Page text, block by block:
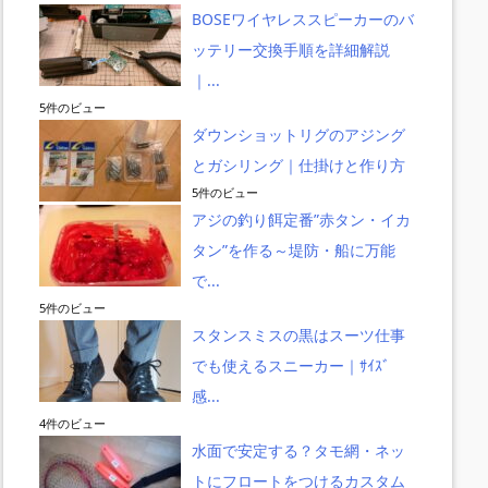
BOSEワイヤレススピーカーのバ
ッテリー交換手順を詳細解説
｜...
5件のビュー
ダウンショットリグのアジング
とガシリング｜仕掛けと作り方
5件のビュー
アジの釣り餌定番”赤タン・イカ
タン”を作る～堤防・船に万能
で...
5件のビュー
スタンスミスの黒はスーツ仕事
でも使えるスニーカー｜ｻｲｽﾞ
感...
4件のビュー
水面で安定する？タモ網・ネッ
トにフロートをつけるカスタム